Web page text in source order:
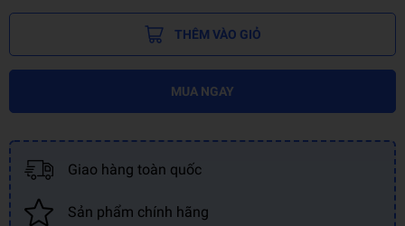
THÊM VÀO GIỎ
MUA NGAY
Giao hàng toàn quốc
Sản phẩm chính hãng